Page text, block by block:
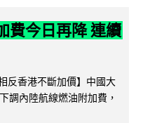
費今日再降 連續
反香港不斷加價】中國大
調內陸航線燃油附加費，